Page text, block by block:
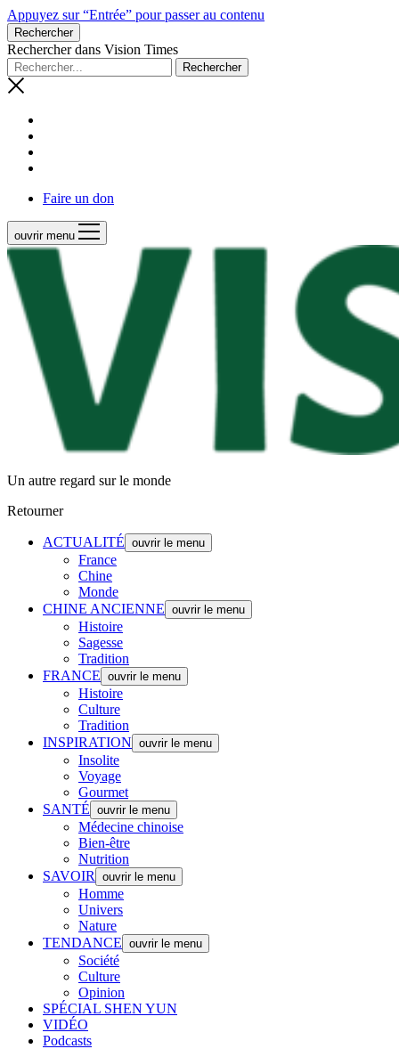
Appuyez sur “Entrée” pour passer au contenu
Rechercher
Rechercher dans Vision Times
Faire un don
ouvrir menu
Un autre regard sur le monde
Retourner
ACTUALITÉ ouvrir le menu
France
Chine
Monde
CHINE ANCIENNE ouvrir le menu
Histoire
Sagesse
Tradition
FRANCE ouvrir le menu
Histoire
Culture
Tradition
INSPIRATION ouvrir le menu
Insolite
Voyage
Gourmet
SANTÉ ouvrir le menu
Médecine chinoise
Bien-être
Nutrition
SAVOIR
ouvrir le menu
Homme
Univers
Nature
TENDANCE ouvrir le menu
Société
Culture
Opinion
SPÉCIAL SHEN YUN
VIDÉO
Podcasts